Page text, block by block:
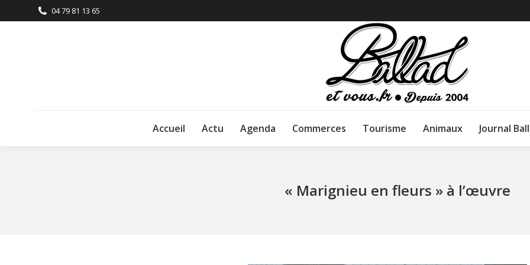
04 79 81 13 65
Accueil Actu Agenda Commerces Tourisme Animaux Journal
« Marignieu en fleurs » à l’œuvre